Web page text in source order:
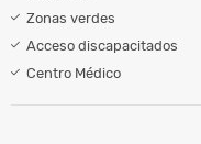
Zonas verdes
Acceso discapacitados
Centro Médico